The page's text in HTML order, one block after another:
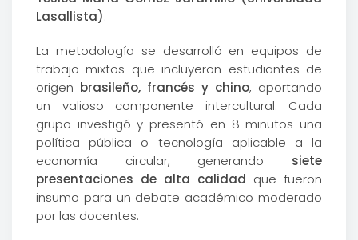
Lasallista).
La metodología se desarrolló en equipos de
trabajo mixtos que incluyeron estudiantes de
origen brasileño, francés y chino, aportando
un valioso componente intercultural. Cada
grupo investigó y presentó en 8 minutos una
política pública o tecnología aplicable a la
economía circular, generando siete
presentaciones de alta calidad que fueron
insumo para un debate académico moderado
por las docentes.